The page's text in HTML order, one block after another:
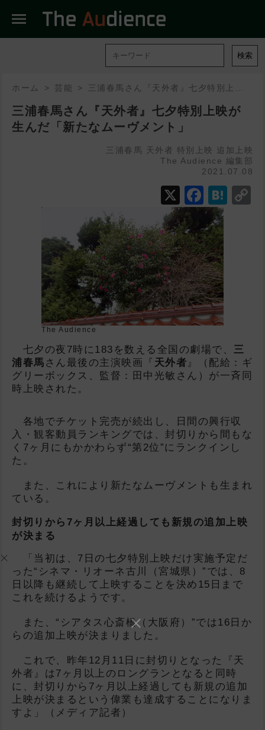
menu
検索
ホーム 芸能
三浦春馬さん『天外者』七夕特別上映が
生んだ「新たなムーヴメント」
三浦春馬 天外者 特別上映
追加上映
The Audience 編集部
2021.07.08
X
The Audience
七夕の夜7時に183を数える全国の劇場で、 三
浦春馬 さん最後の主演映画『 天外者 』（配給：ギ
グリーボックス、監督：田中光敏さん）が一斉同
時上映された。
各地でチケット完売が続出し、日間の興行収
入・観客動員ランキングでは、封切りから間もな
く7ヶ月にもかかわらず“第2位”にランクインし
た。
また、これにより新たなムーヴメントも生まれ
ている。
封切りから7ヶ月以上経過しても新規の追加上映
が決まる
「当初は、7日の七夕特別上映だけ実施予定だ
った“シネマ・リオーネ古川（宮城県）”では、8
日以降も継続して上映することを決め15日まで
これを続けるようです。
また、“シアタス心斎橋（大阪府）”では16日か
らの追加上映が決まりました。
これで、昨年12月11日に封切りとなった『天
外者』は7ヶ月以上のロングランとなると同時
に、封切りから7ヶ月以上経過しても新規の追加
上映が決まるという偉業も達成することになりま
すよ」（メディア記者）